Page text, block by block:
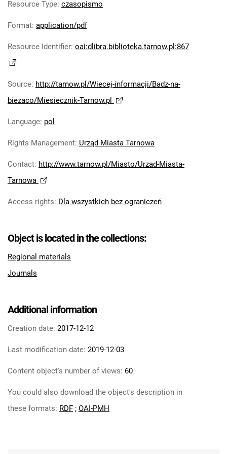
Resource Type: czasopismo
Format: application/pdf
Resource Identifier: oai:dlibra.biblioteka.tarnow.pl:867
Source: http://tarnow.pl/Wiecej-informacji/Badz-na-
biezaco/Miesiecznik-Tarnow.pl
Language: pol
Rights Management: Urząd Miasta Tarnowa
Contact: http://www.tarnow.pl/Miasto/Urzad-Miasta-
Tarnowa
Access rights: Dla wszystkich bez ograniczeń
Object is located in the collections:
Regional materials
Journals
Additional information
Creation date: 2017-12-12
Last modification date: 2019-12-03
Content object's number of views: 60
You could also download the object's description in
these formats: RDF ; OAI-PMH